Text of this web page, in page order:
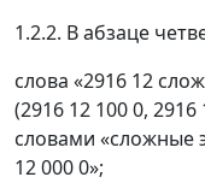
1.2.2. В абзаце
слова «2916 12
(2916 12 100 0,
словами «сложные
12 000 0»;